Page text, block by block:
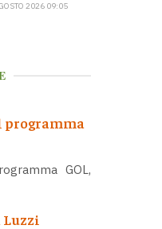
2026 09:05
GOL,
Luzzi